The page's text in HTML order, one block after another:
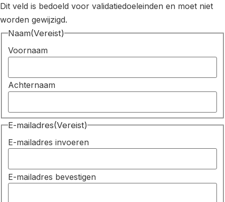
Dit veld is bedoeld voor validatiedoeleinden en moet niet
worden gewijzigd.
Naam(Vereist)
Voornaam
Achternaam
E-mailadres(Vereist)
E-mailadres invoeren
E-mailadres bevestigen